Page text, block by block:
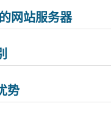
网站服务器
势